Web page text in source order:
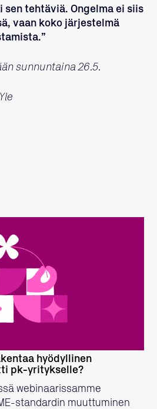
sen tehtäviä. Ongelma ei siis
vaan koko järjestelmä
sunnuntaina 26.5.
LUE LISÄÄ
hyödyllinen
pk-yritykselle?
webinaarissamme
standardin muuttuminen